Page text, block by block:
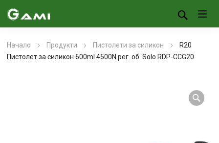
Начало Продукти Пистолети за силикон
R20
Пистолет за силикон 600ml 4500N рег. об. Solo RDP-CCG20